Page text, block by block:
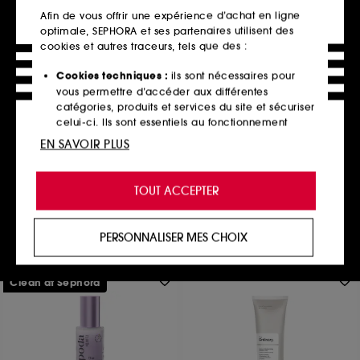
DRUNK ELEPHANT
Protini™ Polypeptide Cream
Crème Visage Aux Polypeptides
8934
À partir de64,00€
4 contenances disponibles
Ajouter au panier
Clean at Sephora
Afin de vous offrir une expérience d’achat en ligne
optimale, SEPHORA et ses partenaires utilisent des
cookies et autres traceurs, tels que des :
Cookies techniques : ils sont nécessaires pour
vous permettre d’accéder aux différentes
catégories, produits et services du site et sécuriser
celui-ci. Ils sont essentiels au fonctionnement
technique du site et ne peuvent être désactivés.
de vous offrir une expérience enrichie et
personnalisée en vous recommandant des
produits, des services et des contenus qui
proposer des offres promotionnelles adaptées à
votre profil.
Cookies réseaux sociaux et publicité :
utilisés pour vous présenter du contenu susceptible
sites tiers et sur les réseaux sociaux, sur la base
des pages que vous avez consultées, de votre
TOUT ACCEPTER
PERSONNALISER MES CHOIX
EN SAVOIR PLUS